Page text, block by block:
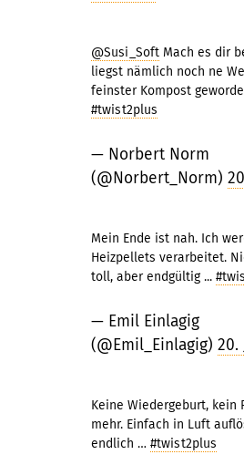
@Susi_Soft Mach es dir
liegst nämlich noch ne
feinster Kompost
#twist2plus
— Norbert Norm
(@Norbert_Norm)
Mein Ende ist nah. Ich
Heizpellets verarbeitet.
toll, aber endgültig ...
— Emil Einlagig
(@Emil_Einlagig) 20.
Keine Wiedergeburt, kein
mehr. Einfach in Luft
endlich … #twist2plus